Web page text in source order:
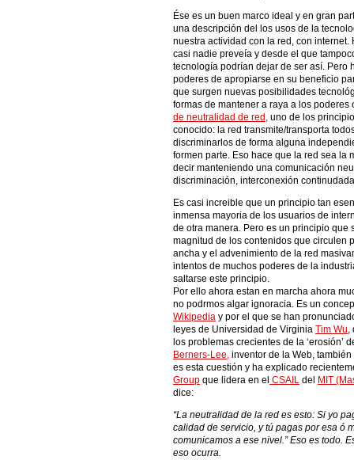
Ése es un buen marco ideal y en gran
una descripción del los usos de la
nuestra actividad con la red, con
casi nadie preveía y desde el que
tecnología podrían dejar de ser así. Pero
poderes de apropiarse en su beneficio
que surgen nuevas posibilidades
formas de mantener a raya a los
de neutralidad de red, uno de los
conocido: la red transmite/transporta
discriminarlos de forma alguna
formen parte. Eso hace que la red sea la
decir manteniendo una comunicación
discriminación, interconexión
Es casi increible que un principio tan
inmensa mayoria de los usuarios de
de otra manera. Pero es un principio que
magnitud de los contenidos que circulen
ancha y el advenimiento de la red
intentos de muchos poderes de la
saltarse este principio.
Por ello ahora estan en marcha ahora
no podrmos algar ignoracia. Es un
Wikipedia y por el que se han
leyes de Universidad de Virginia Tim Wu,
los problemas crecientes de la ‘erosión’
Berners-Lee, inventor de la Web,
es esta cuestión y ha explicado
Group que lidera en el CSAIL del MIT
dice:
“La neutralidad de la red es esto: Si yo
calidad de servicio, y tú pagas por esa ó
comunicamos a ese nivel.” Eso es todo.
eso ocurra.